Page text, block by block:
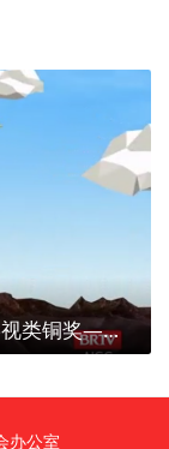
2024北京国际创意奖 公益创意作品影视类铜奖——【植树造林、点亮京津冀】植树为了什么？
办公室